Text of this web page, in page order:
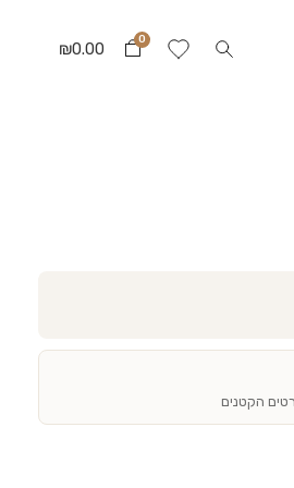
0
₪0.00
הקטנים